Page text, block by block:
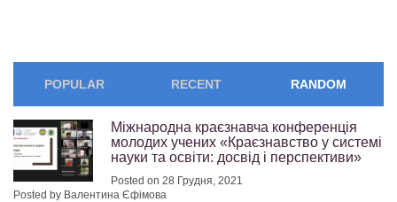
POPULAR RECENT RANDOM
Міжнародна краєзнавча конференція
молодих учених «Краєзнавство у системі
науки та освіти: досвід і перспективи»
Posted on 28 Грудня, 2021
Posted by Валентина Єфімова